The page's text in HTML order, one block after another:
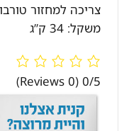
צריכה למחזור טורבו 0.88 kWh
משקל: 34 ק”ג
0/5
(0 Reviews)